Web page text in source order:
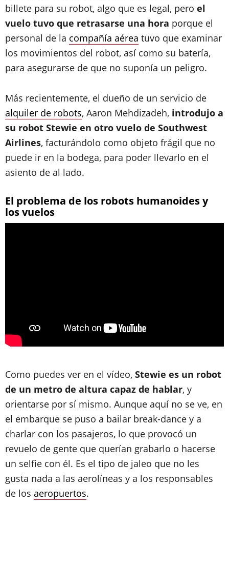
billete para su robot, algo que es legal, pero el
vuelo tuvo que retrasarse una hora porque el
personal de la compañía aérea tuvo que examinar
los movimientos del robot, así como su batería,
para asegurarse de que no suponía un peligro.
Más recientemente, el dueño de un servicio de
alquiler de robots, Aaron Mehdizadeh, introdujo a
su robot Stewie en otro vuelo de Southwest
Airlines, facturándolo como objeto frágil que no
puede ir en la bodega, para poder llevarlo en el
asiento de al lado.
El problema de los robots humanoides y
los vuelos
Como puedes ver en el vídeo, Stewie es un robot
de un metro de altura capaz de hablar, y
orientarse por sí mismo. Aunque aquí no se ve, en
el embarque se puso a bailar break-dance y a
charlar con los pasajeros, lo que provocó un
revuelo de gente que querían grabarlo o hacerse
un selfie con él. Es el tipo de jaleo que no les
gusta nada a las aerolíneas y a los responsables
de los aeropuertos.